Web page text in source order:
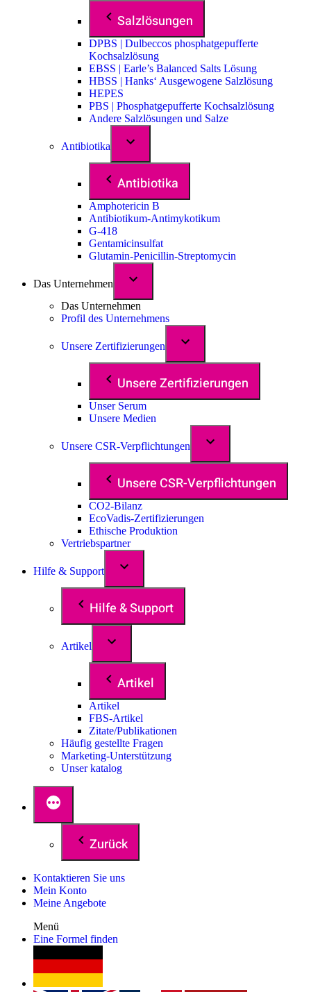
Salzlösungen
DPBS | Dulbeccos phosphatgepufferte
Kochsalzlösung
EBSS | Earle’s Balanced Salts Lösung
HBSS | Hanks‘ Ausgewogene Salzlösung
HEPES
PBS | Phosphatgepufferte Kochsalzlösung
Andere Salzlösungen und Salze
Antibiotika
Antibiotika
Amphotericin B
Antibiotikum-Antimykotikum
G-418
Gentamicinsulfat
Glutamin-Penicillin-Streptomycin
Das Unternehmen
Das Unternehmen
Profil des Unternehmens
Unsere Zertifizierungen
Unsere Zertifizierungen
Unser Serum
Unsere Medien
Unsere CSR-Verpflichtungen
Unsere CSR-Verpflichtungen
CO2-Bilanz
EcoVadis-Zertifizierungen
Ethische Produktion
Vertriebspartner
Hilfe & Support
Hilfe & Support
Artikel
Artikel
Artikel
FBS-Artikel
Zitate/Publikationen
Häufig gestellte Fragen
Marketing-Unterstützung
Unser katalog
Zurück
Kontaktieren Sie uns
Mein Konto
Meine Angebote
Menü
Eine Formel finden